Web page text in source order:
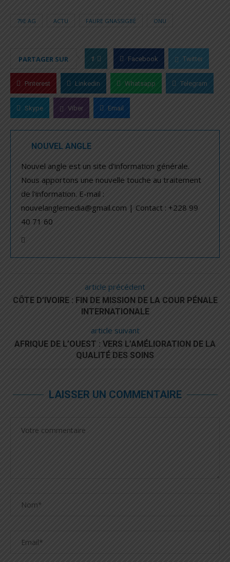
79E AG ACTU FAURE GNASSIGBÉ ONU
PARTAGER SUR 1 Facebook Twitter
Pinterest Linkedin Whatsapp Telegram
Skype Viber Email
NOUVEL ANGLE
Nouvel angle est un site d'information générale.
Nous apportons une nouvelle touche au traitement
de l'information. E-mail :
nouvelanglemedia@gmail.com | Contact : +228 99
40 71 60
article précédent
CÔTE D’IVOIRE : FIN DE MISSION DE LA COUR PÉNALE
INTERNATIONALE
article suivant
AFRIQUE DE L’OUEST : VERS L’AMÉLIORATION DE LA
QUALITÉ DES SOINS
LAISSER UN COMMENTAIRE